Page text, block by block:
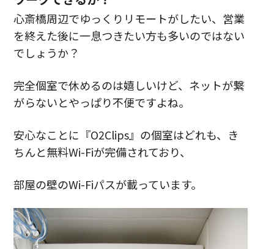
心斎橋周辺でゆっくりリモートがしたい、営業
を終えた後に一息つきたい方も多いのではない
でしょうか？
完全個室で休めるのは嬉しいけど、ネットが繋
がらないとやっぱり不便ですよね。
安心なことに『O2Clips』の個室はどれも、き
ちんと無料Wi-Fiが完備されており、
部屋の壁のWi-Fiパスが載っています。